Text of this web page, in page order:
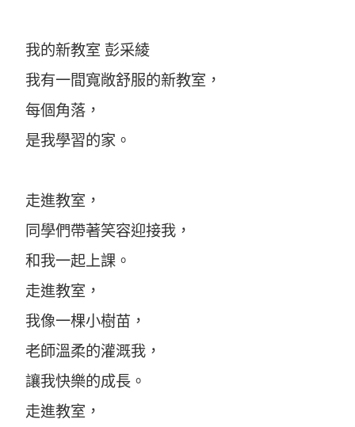
我的新教室 彭采綾
我有一間寬敞舒服的新教室，
每個角落，
是我學習的家。
走進教室，
同學們帶著笑容迎接我，
和我一起上課。
走進教室，
我像一棵小樹苗，
老師溫柔的灌溉我，
讓我快樂的成長。
走進教室，